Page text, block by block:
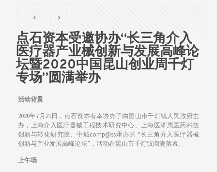
点石资本受邀协办“长三角介入
医疗器产业械创新与发展高峰论
坛暨2020中国昆山创业周千灯
专场”圆满举办
活动背景
2020年7月21日，点石资本有幸协办了由昆山市千灯镇人民政府主
办，上海介入医疗器械工程技术研究中心、上海医济惠医药科技
创新与转化研究院、中城comp@ss承办的 “长三角介入医疗器械
创新与产业发展高峰论坛”，活动在昆山市千灯镇圆满落幕。
上午场